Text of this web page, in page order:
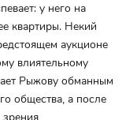
у него на
квартиры. Некий
аукционе
влиятельному
Рыжову обманным
общества, а после